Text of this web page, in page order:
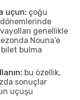
uçun: çoğu
genellikle
Nouna'e
bulma
bu özellik,
sonuçlar
uçuşu